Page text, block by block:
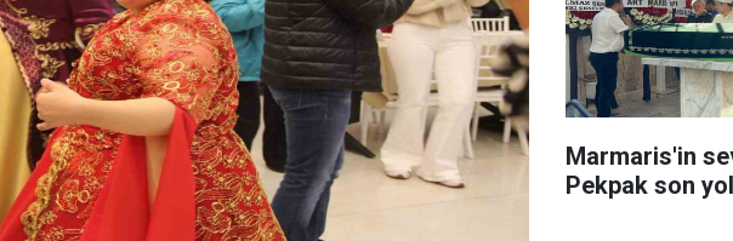
Marmaris'in
Pekpak son